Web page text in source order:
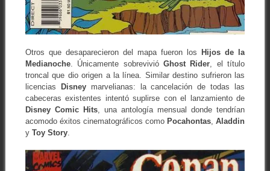
Otros que desaparecieron del mapa fueron losHijos de la
Medianoche. Únicamente sobrevivió Ghost Rider , el título
troncal que dio origen a la línea. Similar destino sufrieron las
licencias Disneymarvelianas: la cancelación de todas las
cabeceras existentes intentó suplirse con el lanzamiento de
Disney Comic Hits, una antología mensual donde tendrían
acomodo éxitos cinematográficos comoPocahontas ,Aladdin
y Toy Story.